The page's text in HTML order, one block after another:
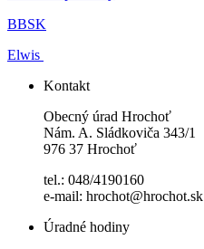
BBSK
Elwis
Kontakt
Obecný úrad Hrochoť
Nám. A. Sládkoviča 343/1
976 37 Hrochoť
tel.: 048/4190160
e-mail: hrochot@hrochot.sk
Úradné hodiny